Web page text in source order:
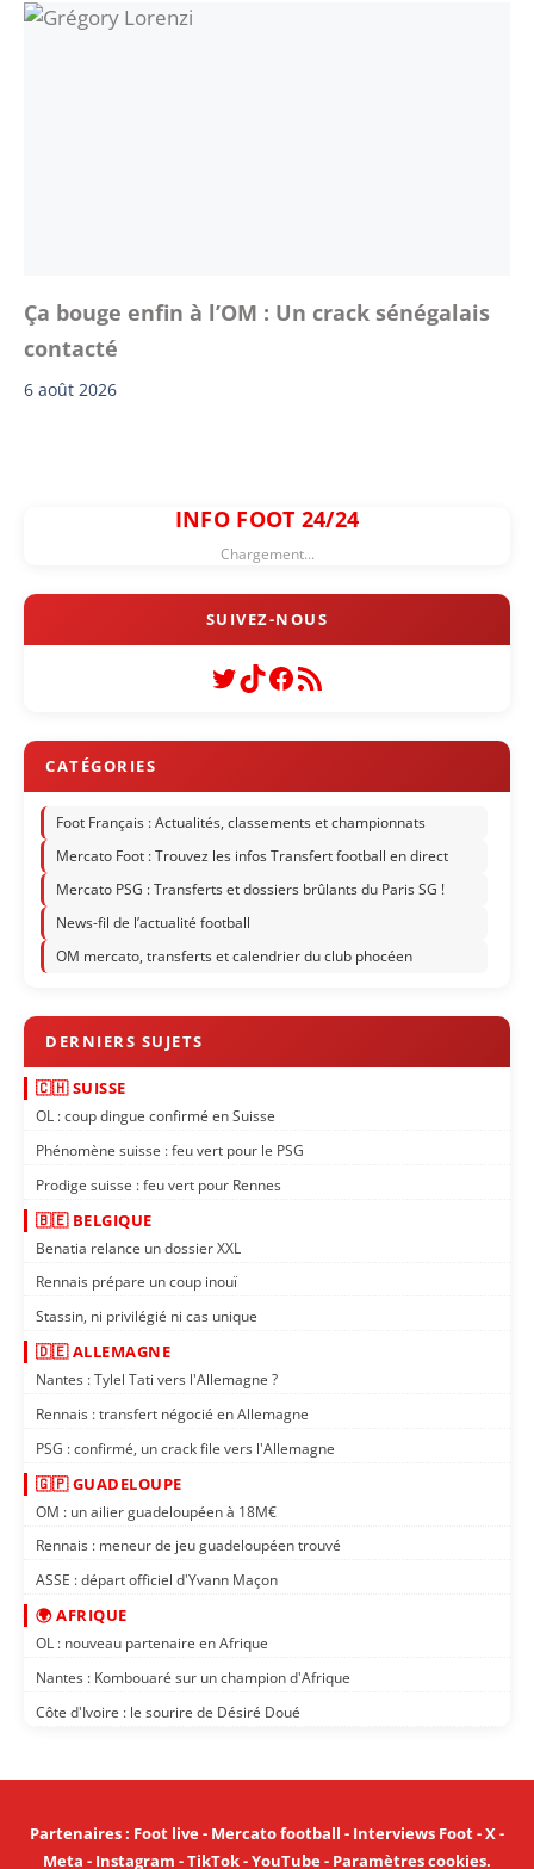
Ça bouge enfin à l’OM : Un crack sénégalais
contacté
6 août 2026
INFO FOOT 24/24
Chargement...
Twitter
TikTok
Facebook
Flux RSS
Foot Français : Actualités, classements et championnats
Mercato Foot : Trouvez les infos Transfert football en direct
Mercato PSG : Transferts et dossiers brûlants du Paris SG !
News-fil de l’actualité football
OM mercato, transferts et calendrier du club phocéen
🇨🇭 SUISSE
OL : coup dingue confirmé en Suisse
Phénomène suisse : feu vert pour le PSG
Prodige suisse : feu vert pour Rennes
🇧🇪 BELGIQUE
Benatia relance un dossier XXL
Rennais prépare un coup inouï
Stassin, ni privilégié ni cas unique
🇩🇪 ALLEMAGNE
Nantes : Tylel Tati vers l'Allemagne ?
Rennais : transfert négocié en Allemagne
PSG : confirmé, un crack file vers l'Allemagne
🇬🇵 GUADELOUPE
OM : un ailier guadeloupéen à 18M€
Rennais : meneur de jeu guadeloupéen trouvé
ASSE : départ officiel d'Yvann Maçon
🌍 AFRIQUE
OL : nouveau partenaire en Afrique
Nantes : Kombouaré sur un champion d'Afrique
Côte d'Ivoire : le sourire de Désiré Doué
Partenaires: Foot live- Mercato football - Interviews Foot-X-
Meta - Instagram -TikTok-YouTube- Paramètres cookies.